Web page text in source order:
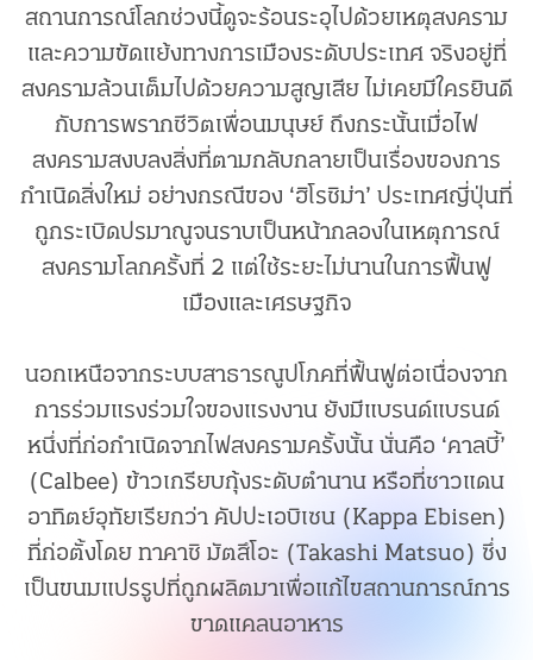
สถานการณ์โลกช่วงนี้ดูจะร้อนระอุไปด้วยเหตุสงคราม
และความขัดแย้งทางการเมืองระดับประเทศ จริงอยู่ที่
สงครามล้วนเต็มไปด้วยความสูญเสีย ไม่เคยมีใครยินดี
กับการพรากชีวิตเพื่อนมนุษย์ ถึงกระนั้นเมื่อไฟ
สงครามสงบลงสิ่งที่ตามกลับกลายเป็นเรื่องของการ
กำเนิดสิ่งใหม่ อย่างกรณีของ ‘ฮิโรชิม่า’ ประเทศญี่ปุ่นที่
ถูกระเบิดปรมาณูจนราบเป็นหน้ากลองในเหตุการณ์
สงครามโลกครั้งที่ 2 แต่ใช้ระยะไม่นานในการฟื้นฟู
เมืองและเศรษฐกิจ
นอกเหนือจากระบบสาธารณูปโภคที่ฟื้นฟูต่อเนื่องจาก
การร่วมแรงร่วมใจของแรงงาน ยังมีแบรนด์แบรนด์
หนึ่งที่ก่อกำเนิดจากไฟสงครามครั้งนั้น นั่นคือ ‘คาลบี้’
(Calbee) ข้าวเกรียบกุ้งระดับตำนาน หรือที่ชาวแดน
อาทิตย์อุทัยเรียกว่า คัปปะเอบิเซน (Kappa Ebisen)
ที่ก่อตั้งโดย ทาคาชิ มัตสึโอะ (Takashi Matsuo) ซึ่ง
เป็นขนมแปรรูปที่ถูกผลิตมาเพื่อแก้ไขสถานการณ์การ
ขาดแคลนอาหาร